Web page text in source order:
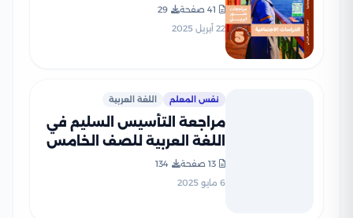
التأسيس السليم مقرر أبريل
2025 بصيغة PDF
41 صفحة
29
22 أبريل 2025
نفس المعلم اللغة العربية
مراجعة التأسيس السليم في
اللغة العربية للصف الخامس
PDF بالاجابات
13 صفحة
134
6 مايو 2025